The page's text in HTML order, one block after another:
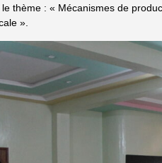
thème : « Mécanismes de
».